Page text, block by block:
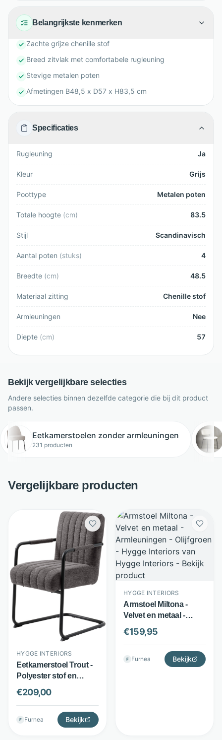
Belangrijkste kenmerken
Zachte grijze chenille stof
Breed zitvlak met comfortabele rugleuning
Stevige metalen poten
Afmetingen B48,5 x D57 x H83,5 cm
Specificaties
Rugleuning Ja
Kleur Grijs
Poottype Metalen poten
Totale hoogte (cm) 83.5
Stijl Scandinavisch
Aantal poten (stuks) 4
Breedte (cm) 48.5
Materiaal zitting Chenille stof
Armleuningen Nee
Diepte (cm) 57
Bekijk vergelijkbare selecties
Andere selecties binnen dezelfde categorie die bij dit product
passen.
Eetkamerstoelen zonder armleuningen
231 producten
Vergelijkbare producten
HYGGE INTERIORS
Eetkamerstoel Trout -
Polyester stof en
metaal - Duurzame
bekleding -
Donkergrijs - Hygge
Interiors
€209,00
F Furnea Bekijk
HYGGE INTERIORS
Armstoel Miltona -
Velvet en metaal -
Armleuningen -
Olijfgroen - Hygge
Interiors
€159,95
F Furnea Bekijk